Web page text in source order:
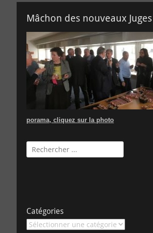
Mâchon des nouveaux
porama, cliquez sur la photo
Rechercher :
Catégories
Catégories